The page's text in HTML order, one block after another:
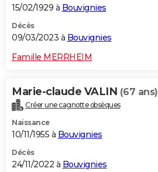
15/02/1929 à Bouvignies
Décès
09/03/2023 à Bouvignies
Famille MERRHEIM
Marie-claude VALIN (67 ans)
Créer une cagnotte obsèques
Naissance
10/11/1955 à Bouvignies
Décès
24/11/2022 à Bouvignies